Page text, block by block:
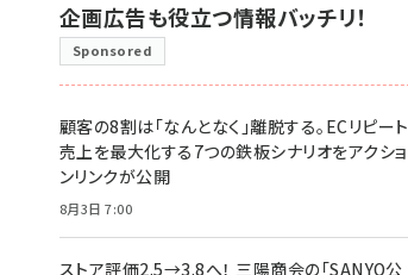
企画広告も役立つ情報バッチリ！
Sponsored
顧客の8割は「なんとなく」離脱する。ECリピート
売上を最大化する7つの鉄板シナリオをアクショ
ンリンクが公開
8月3日 7:00
ストア評価2.5→3.8へ！ 三陽商会の「SANYO公